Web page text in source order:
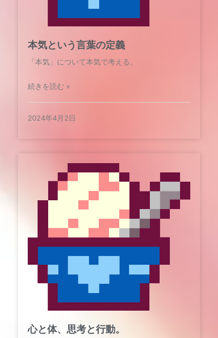
本気という言葉の定義
「本気」について本気で考える。
続きを読む »
2024年4月2日
心と体、思考と行動。